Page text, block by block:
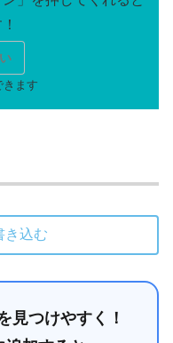
き込む
見つけやすく！